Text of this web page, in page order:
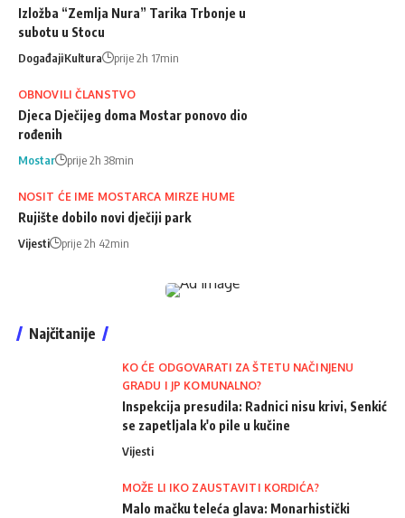
Izložba “Zemlja Nura” Tarika Trbonje u
subotu u Stocu
DogađajiKultura prije 2h 17min
OBNOVILI ČLANSTVO
Djeca Dječijeg doma Mostar ponovo dio
rođenih
Mostar prije 2h 38min
NOSIT ĆE IME MOSTARCA MIRZE HUME
Rujište dobilo novi dječiji park
Vijesti prije 2h 42min
Najčitanije
KO ĆE ODGOVARATI ZA ŠTETU NAČINJENU
GRADU I JP KOMUNALNO?
Inspekcija presudila: Radnici nisu krivi, Senkić
se zapetljala k'o pile u kučine
Vijesti
MOŽE LI IKO ZAUSTAVITI KORDIĆA?
Malo mačku teleća glava: Monarhistički